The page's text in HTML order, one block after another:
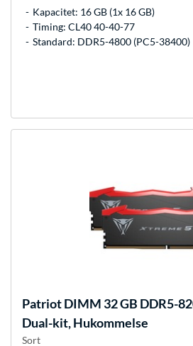
Kapacitet: 16 GB (1x 16 GB)
Timing: CL40 40-40-77
Standard: DDR5-4800 (PC5-38400)
PatriotDIMM 32 GB DDR5-
Dual-kit, Hukommelse
Sort